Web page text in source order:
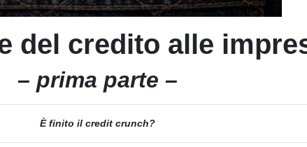
del credito alle
– prima parte –
È finito il credit crunch?